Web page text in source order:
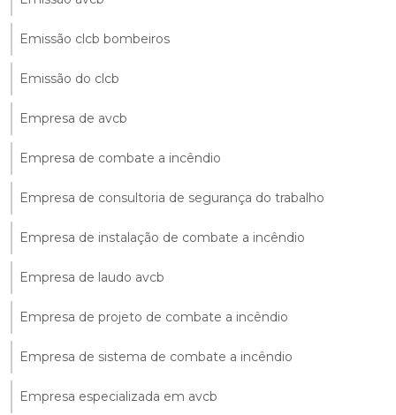
Emissão clcb bombeiros
Emissão do clcb
Empresa de avcb
Empresa de combate a incêndio
Empresa de consultoria de segurança do trabalho
Empresa de instalação de combate a incêndio
Empresa de laudo avcb
Empresa de projeto de combate a incêndio
Empresa de sistema de combate a incêndio
Empresa especializada em avcb